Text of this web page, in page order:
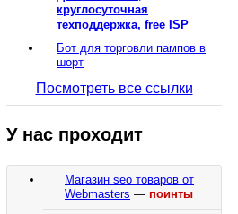
круглосуточная
техподдержка, free ISP
Бот для торговли пампов в
шорт
Посмотреть все ссылки
У нас проходит
Магазин seo товаров от
Webmasters — поинты